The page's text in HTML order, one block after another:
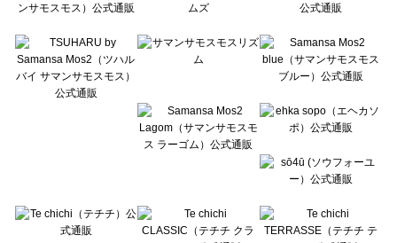
Te chichi CLASSIC（テチチ クラシック）のカットソー一覧
Lugnoncure（ルノンキュール）のカットソー一覧
BETTY'S BLUE（べティーズブルー）のカットソー一覧
Wpc.（ワールドパーティー）のカットソー一覧